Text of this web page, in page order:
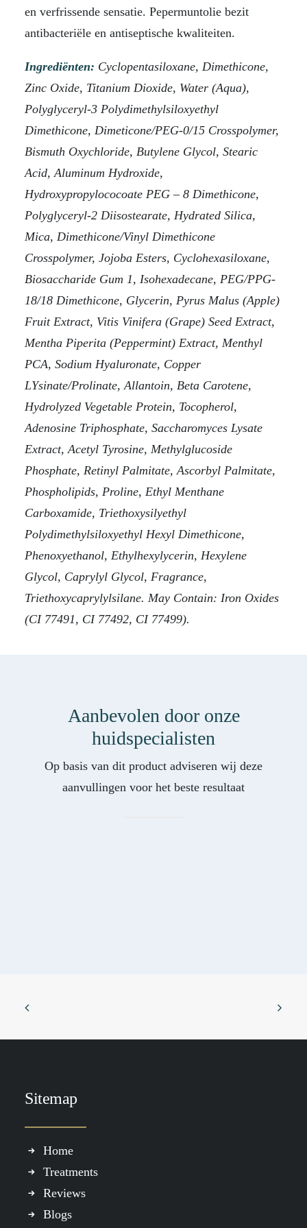
en verfrissende sensatie. Pepermuntolie bezit
antibacteriële en antiseptische kwaliteiten.
Ingrediënten: Cyclopentasiloxane, Dimethicone,
Zinc Oxide, Titanium Dioxide, Water (Aqua),
Polyglyceryl-3 Polydimethylsiloxyethyl
Dimethicone, Dimeticone/PEG-0/15 Crosspolymer,
Bismuth Oxychloride, Butylene Glycol, Stearic
Acid, Aluminum Hydroxide,
Hydroxypropylococoate PEG – 8 Dimethicone,
Polyglyceryl-2 Diisostearate, Hydrated Silica,
Mica, Dimethicone/Vinyl Dimethicone
Crosspolymer, Jojoba Esters, Cyclohexasiloxane,
Biosaccharide Gum 1, Isohexadecane, PEG/PPG-
18/18 Dimethicone, Glycerin, Pyrus Malus (Apple)
Fruit Extract, Vitis Vinifera (Grape) Seed Extract,
Mentha Piperita (Peppermint) Extract, Menthyl
PCA, Sodium Hyaluronate, Copper
LYsinate/Prolinate, Allantoin, Beta Carotene,
Hydrolyzed Vegetable Protein, Tocopherol,
Adenosine Triphosphate, Saccharomyces Lysate
Extract, Acetyl Tyrosine, Methylglucoside
Phosphate, Retinyl Palmitate, Ascorbyl Palmitate,
Phospholipids, Proline, Ethyl Menthane
Carboxamide, Triethoxysilyethyl
Polydimethylsiloxyethyl Hexyl Dimethicone,
Phenoxyethanol, Ethylhexylycerin, Hexylene
Glycol, Caprylyl Glycol, Fragrance,
Triethoxycaprylylsilane. May Contain: Iron Oxides
(CI 77491, CI 77492, CI 77499).
Aanbevolen door onze
huidspecialisten
Op basis van dit product adviseren wij deze
aanvullingen voor het beste resultaat
Sitemap
Home
Treatments
Reviews
Blogs